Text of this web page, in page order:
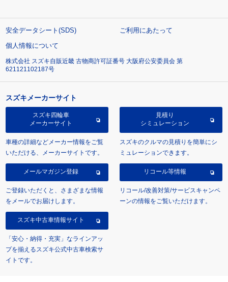
安全データシート(SDS)
ご利用にあたって
個人情報について
株式会社 スズキ自販近畿 古物商許可証番号 大阪府公安委員会 第
621121102187号
スズキメーカーサイト
スズキ四輪車
メーカーサイト
車種の詳細などメーカー情報をご覧
いただける、メーカーサイトです。
見積り
シミュレーション
スズキのクルマの見積りを簡単にシ
ミュレーションできます。
メールマガジン登録
ご登録いただくと、さまざまな情報
をメールでお届けします。
リコール等情報
リコール/改善対策/サービスキャンペ
ーンの情報をご覧いただけます。
スズキ中古車情報サイト
「安心・納得・充実」なラインアッ
プを揃えるスズキ公式中古車検索サ
イトです。